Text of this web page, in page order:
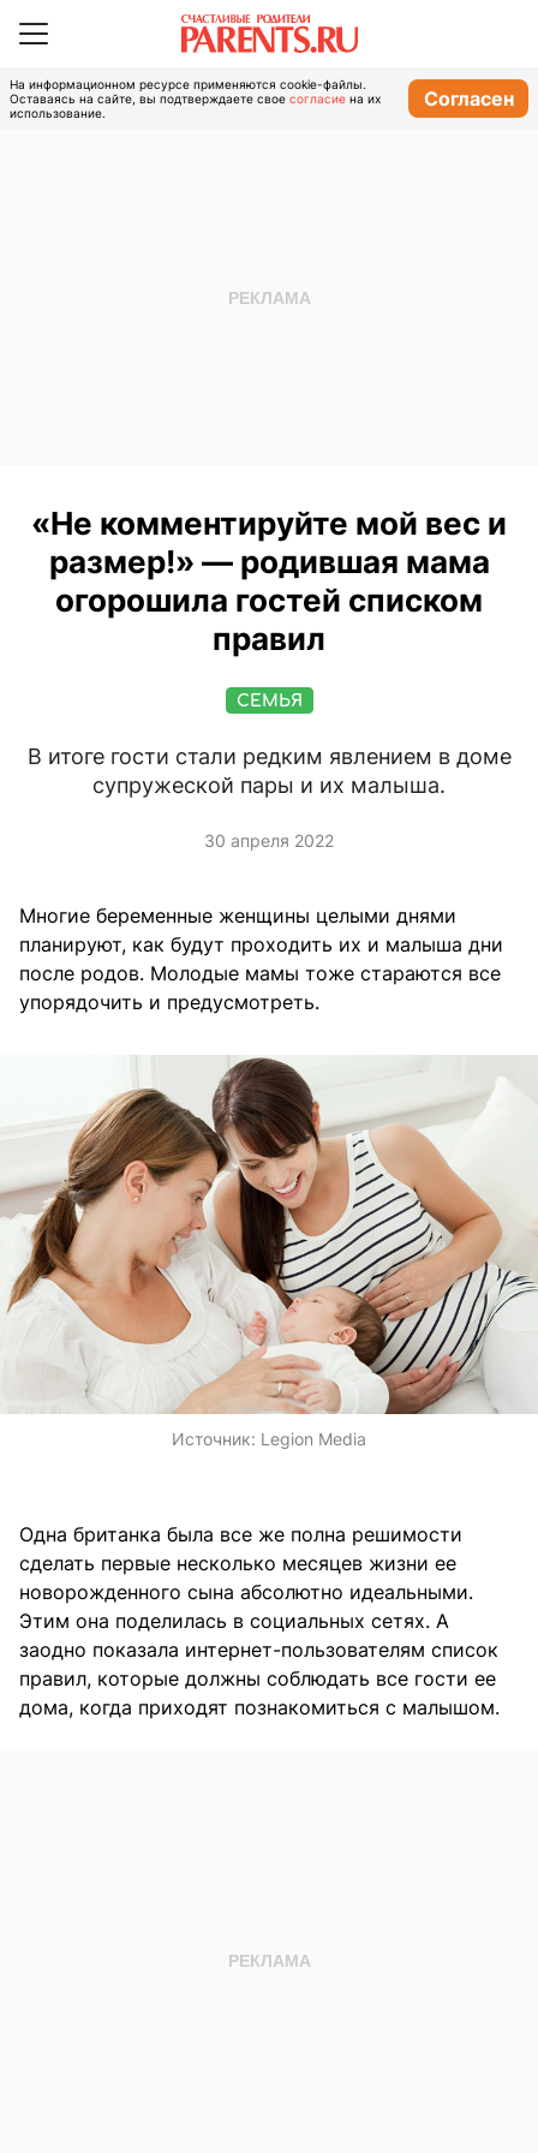
На информационном ресурсе применяются cookie-файлы.
Оставаясь на сайте, вы подтверждаете свое согласие на их
использование.
Согласен
«Не комментируйте мой вес и
размер!» — родившая мама
огорошила гостей списком
правил
СЕМЬЯ
В итоге гости стали редким явлением в доме
супружеской пары и их малыша.
30 апреля 2022
Многие беременные женщины целыми днями
планируют, как будут проходить их и малыша дни
после родов. Молодые мамы тоже стараются все
упорядочить и предусмотреть.
Источник: Legion Media
Одна британка была все же полна решимости
сделать первые несколько месяцев жизни ее
новорожденного сына абсолютно идеальными.
Этим она поделилась в социальных сетях. А
заодно показала интернет-пользователям список
правил, которые должны соблюдать все гости ее
дома, когда приходят познакомиться с малышом.